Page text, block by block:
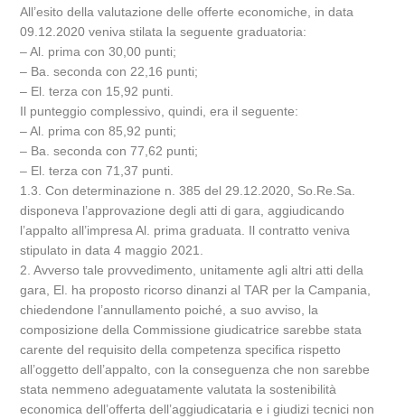
All’esito della valutazione delle offerte economiche, in data
09.12.2020 veniva stilata la seguente graduatoria:
– Al. prima con 30,00 punti;
– Ba. seconda con 22,16 punti;
– El. terza con 15,92 punti.
Il punteggio complessivo, quindi, era il seguente:
– Al. prima con 85,92 punti;
– Ba. seconda con 77,62 punti;
– El. terza con 71,37 punti.
1.3. Con determinazione n. 385 del 29.12.2020, So.Re.Sa.
disponeva l’approvazione degli atti di gara, aggiudicando
l’appalto all’impresa Al. prima graduata. Il contratto veniva
stipulato in data 4 maggio 2021.
2. Avverso tale provvedimento, unitamente agli altri atti della
gara, El. ha proposto ricorso dinanzi al TAR per la Campania,
chiedendone l’annullamento poiché, a suo avviso, la
composizione della Commissione giudicatrice sarebbe stata
carente del requisito della competenza specifica rispetto
all’oggetto dell’appalto, con la conseguenza che non sarebbe
stata nemmeno adeguatamente valutata la sostenibilità
economica dell’offerta dell’aggiudicataria e i giudizi tecnici non